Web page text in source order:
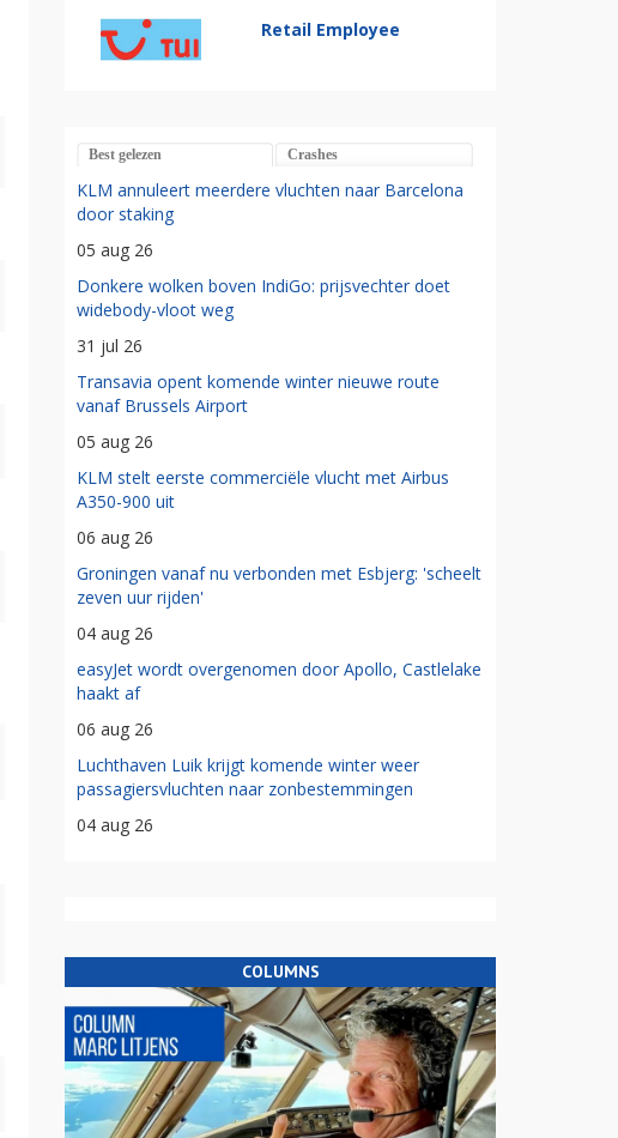
Retail Employee
Best gelezen Crashes
KLM annuleert meerdere vluchten naar Barcelona
door staking
05 aug 26
Donkere wolken boven IndiGo: prijsvechter doet
widebody-vloot weg
31 jul 26
Transavia opent komende winter nieuwe route
vanaf Brussels Airport
05 aug 26
KLM stelt eerste commerciële vlucht met Airbus
A350-900 uit
06 aug 26
Groningen vanaf nu verbonden met Esbjerg: 'scheelt
zeven uur rijden'
04 aug 26
easyJet wordt overgenomen door Apollo, Castlelake
haakt af
06 aug 26
Luchthaven Luik krijgt komende winter weer
passagiersvluchten naar zonbestemmingen
04 aug 26
COLUMNS